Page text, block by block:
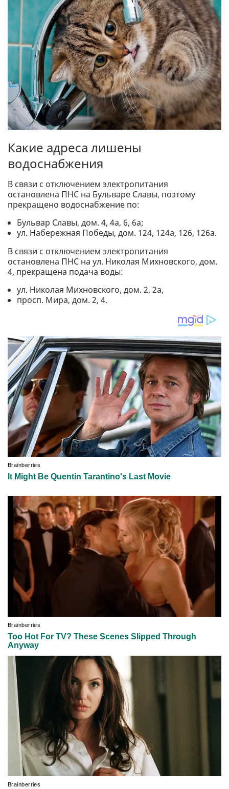
Какие адреса лишены
водоснабжения
В связи с отключением электропитания
остановлена ПНС на Бульваре Славы, поэтому
прекращено водоснабжение по:
Бульвар Славы, дом. 4, 4а, 6, 6а;
ул. Набережная Победы, дом. 124, 124а, 126, 126а.
В связи с отключением электропитания
остановлена ПНС на ул. Николая Михновского, дом.
4, прекращена подача воды:
ул. Николая Михновского, дом. 2, 2а,
просп. Мира, дом. 2, 4.